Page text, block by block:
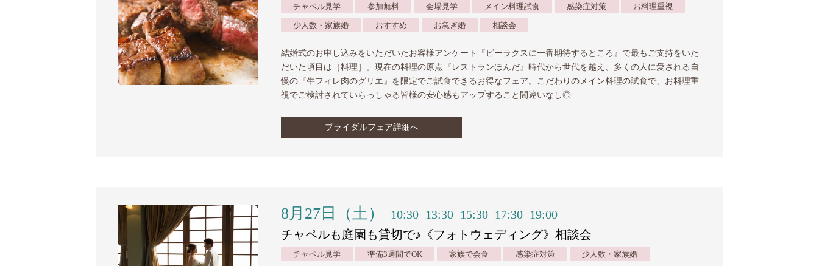
チャペル見学 参加無料 会場見学 メイン料理試食 感染症対策 お料理重視
少人数・家族婚 おすすめ お急ぎ婚 相談会
結婚式のお申し込みをいただいたお客様アンケート『ビーラクスに一番期待するところ』で最もご支持をいた
だいた項目は［料理］。現在の料理の原点『レストランほんだ』時代から世代を越え、多くの人に愛される自
慢の『牛フィレ肉のグリエ』を限定でご試食できるお得なフェア。こだわりのメイン料理の試食で、お料理重
視でご検討されていらっしゃる皆様の安心感もアップすること間違いなし◎
ブライダルフェア詳細へ
8月27日（土） 10:30 13:30 15:30 17:30 19:00
チャペルも庭園も貸切で♪《フォトウェディング》相談会
チャペル見学 準備3週間でOK 家族で会食 感染症対策 少人数・家族婚